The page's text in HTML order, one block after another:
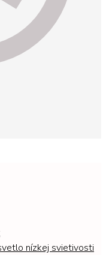
nízkej svietivosti